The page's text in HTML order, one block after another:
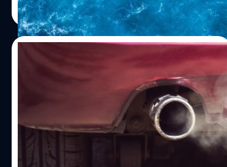
อาหารเหลือเหล่านี้มีคุณค่าและคุณภาพไม่ต่างจากอาหารที่
จำหน่ายหน้าร้าน แอปพลิเคชันยินดีเป็นเพียงแพลตฟอร์มที่
ช่วยจำหน่ายอาหารเหลือเหล่านี้ไม่ให้เหลือทิ้งจากการ
จำหน่ายผ่านทางหน้าร้านในแต่ละวันด้วยมาตรฐานนโยบาย
ของร้านอาหารยุคใหม่ที่เน้นการปรุงสดใหม่ทุกวัน โดย
นอกจากคุณค่าของอาหารที่ไม่ต่างกันแล้ว การเลือกซื้ออาหาร
เหลือจะช่วยให้คุณได้เป็นส่วนหนึ่งของการช่วยชะลอปัญหา
ทางด้านสิ่งแวดล้อมจากขยะอาหารด้วย อาหารเหล่านี้จึงมี
คุณค่าทางด้านจิตใจที่สูงกว่า โดยข้อมูลทางวิทยาศาสตร์พบ
ว่าการเลือกทางเลือกที่เป็นมิตรต่อโลกส่งผลดีต่อสุขภาพ
จิตใจ ช่วยให้คุณตระหนักถึงคุณค่าในตนเอง อารมณ์ดี และ
รู้สึกมั่นใจในตัวเองมากขึ้น ความต่างระหว่างแอปพลิเคชัน
Yindii…
Read More
สหภาพยุโรปอนุมัติกฎหมายยุติการจำหน่าย
รถยนต์ที่ปล่อยก๊าซ CO2 ในปี 2035
ประเทศสมาชิกในสหภาพยุโรป (อียู) ได้อนุมัติกฎหมายสำคัญ
ซึ่งจะทำให้อียูสามารถยุติการจำหน่ายรถยนต์ที่ปล่อยก๊าซ
คาร์บอนไดออกไซด์ได้ในปี 2035
วาณิชชา สายเสมา